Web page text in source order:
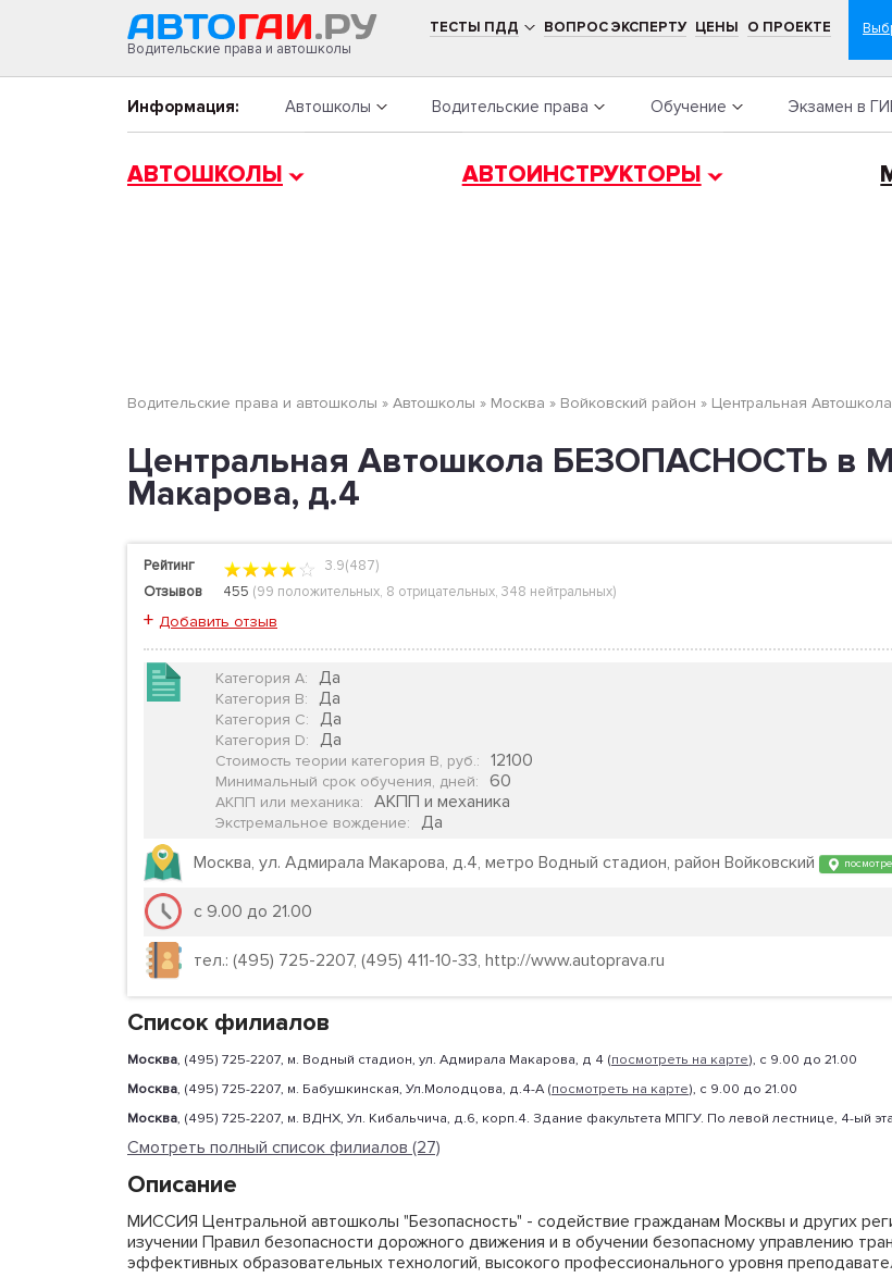
Водительские права и автошколы
ТЕСТЫ ПДД ВОПРОС ЭКСПЕРТУ ЦЕНЫ О ПРОЕКТЕ
Информация: Автошколы Водительские права Обучение Экзамен в
АВТОШКОЛЫ АВТОИНСТРУКТОРЫ
Водительские права и автошколы » Автошколы » Москва » Войковский район » Центральная
Центральная Автошкола БЕЗОПАСНОСТЬ в
Макарова, д.4
Рейтинг
3.9(487)
Отзывов
455 (99 положительных, 8 отрицательных, 348 нейтральных)
+ Добавить отзыв
Категория А: Да
Категория B: Да
Категория C: Да
Категория D: Да
Стоимость теории категория B, руб.: 12100
Минимальный срок обучения, дней: 60
АКПП или механика: АКПП и механика
Экстремальное вождение:
Да
Москва, ул. Адмирала Макарова, д.4, метро Водный стадион, район Войковский
с 9.00 до 21.00
тел.: (495) 725-2207, (495) 411-10-33, http://www.autoprava.ru
Список филиалов
Москва, (495) 725-2207, м. Водный стадион, ул. Адмирала Макарова, д 4 (посмотреть на карте), с 9.00 до 21.00
Москва, (495) 725-2207, м. Бабушкинская, Ул.Молодцова, д.4-А (посмотреть на карте), с 9.00 до 21.00
Москва, (495) 725-2207, м. ВДНХ, Ул. Кибальчича, д.6, корп.4. Здание факультета МПГУ. По левой лестнице, 4-ый
Смотреть полный список филиалов (27)
Описание
МИССИЯ Центральной автошколы "Безопасность" - содействие гражданам Москвы и других
изучении Правил безопасности дорожного движения и в обучении безопасному управлению
эффективных образовательных технологий, высокого профессионального уровня